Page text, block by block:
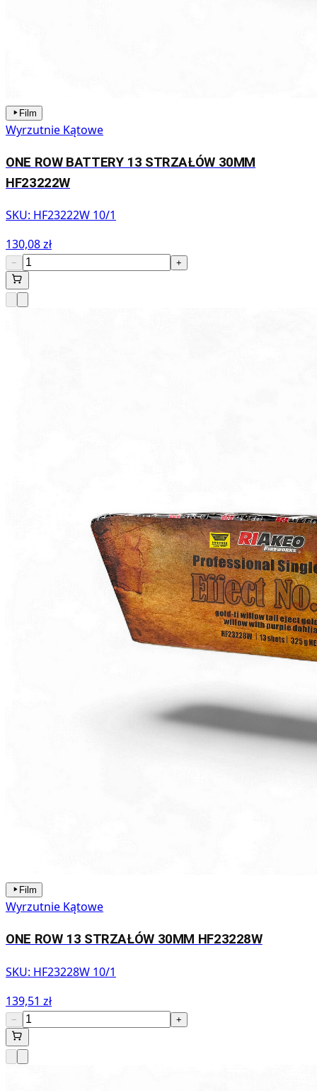
Film
Wyrzutnie Kątowe
ONE ROW BATTERY 13 STRZAŁÓW 30MM
HF23222W
SKU: HF23222W 10/1
130,08 zł
− +
Film
Wyrzutnie Kątowe
ONE ROW 13 STRZAŁÓW 30MM HF23228W
SKU: HF23228W 10/1
139,51 zł
− +